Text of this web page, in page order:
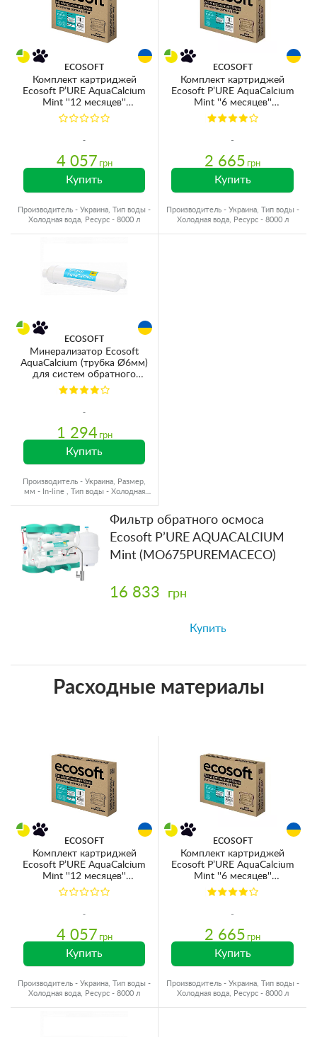
ECOSOFT
Комплект картриджей
Ecosoft P’URE AquaCalcium
Mint ''12 месяцев''
CHV6PUREMAC
4 057 грн
Купить
Производитель - Украина, Тип воды -
Холодная вода, Ресурс - 8000 л
ECOSOFT
Комплект картриджей
Ecosoft P’URE AquaCalcium
Mint ''6 месяцев''
(CHV5PUREMAC)
2 665 грн
Купить
Производитель - Украина, Тип воды -
Холодная вода, Ресурс - 8000 л
ECOSOFT
Минерализатор Ecosoft
AquaCalcium (трубка Ø6мм)
для систем обратного
осмоса Pure Aquacalcium
(PD2010MACPURE)
1 294 грн
Купить
Производитель - Украина, Размер,
мм - In-line , Тип воды - Холодная
Фильтр обратного осмоса
Ecosoft P’URE AQUACALCIUM
Mint (MO675PUREMACECO)
16 833 грн
Купить
Расходные материалы
ECOSOFT
Комплект картриджей
Ecosoft P’URE AquaCalcium
Mint ''12 месяцев''
CHV6PUREMAC
4 057 грн
Купить
Производитель - Украина, Тип воды -
Холодная вода, Ресурс - 8000 л
ECOSOFT
Комплект картриджей
Ecosoft P’URE AquaCalcium
Mint ''6 месяцев''
(CHV5PUREMAC)
2 665 грн
Купить
Производитель - Украина, Тип воды -
Холодная вода, Ресурс - 8000 л